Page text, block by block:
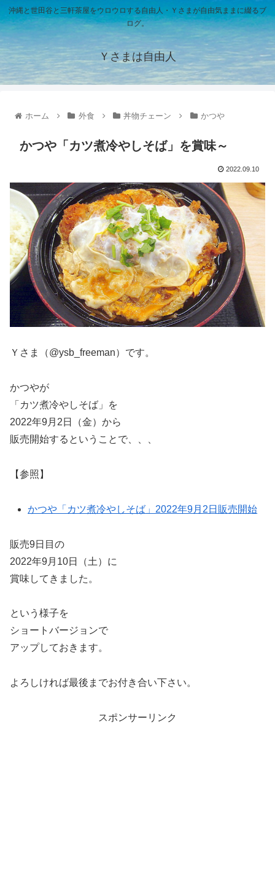
沖縄と世田谷と三軒茶屋をウロウロする自由人・Ｙさまが自由気ままに綴るブ
ログ。
Ｙさまは自由人
ホーム 外食 丼物チェーン かつや
かつや「カツ煮冷やしそば」を賞味～
2022.09.10
Ｙさま（@ysb_freeman）です。
かつやが
「カツ煮冷やしそば」を
2022年9月2日（金）から
販売開始するということで、、、
【参照】
かつや「カツ煮冷やしそば」2022年9月2日販売開始
販売9日目の
2022年9月10日（土）に
賞味してきました。
という様子を
ショートバージョンで
アップしておきます。
よろしければ最後までお付き合い下さい。
スポンサーリンク